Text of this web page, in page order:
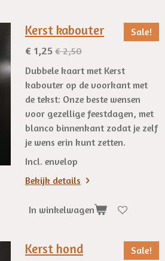
Sale!
Kerst kabouter
€ 1,25 € 2,50
Dubbele kaart met Kerst
kabouter op de voorkant met
de tekst: Onze beste wensen
voor gezellige feestdagen, met
blanco binnenkant zodat je zelf
je wens erin kunt zetten.
Incl. envelop
Bekijk details
In winkelwagen
Sale!
Kerst hond